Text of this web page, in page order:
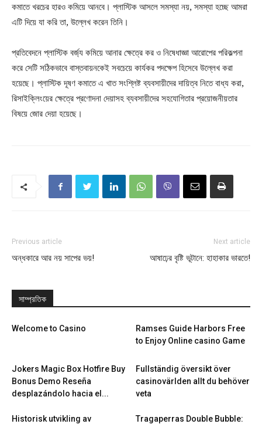
কমাতে খরচের হারও কমিয়ে আনবে। প্লাস্টিক আসলে সমস্যা নয়, সমস্যা হচ্ছে আমরা
এটি দিয়ে যা করি তা, উল্লেখ করেন তিনি।
প্রতিবেদনে প্লাস্টিক বর্জ্য কমিয়ে আনার ক্ষেত্রে কর ও নিষেধাজ্ঞা আরোপের পরিকল্পনা
করে সেটি সঠিকভাবে বাস্তবায়নকেই সবচেয়ে কার্যকর পদক্ষেপ হিসেবে উল্লেখ করা
হয়েছে। প্লাস্টিক দূষণ কমাতে এ খাত সংশ্লিষ্ট ব্যবসায়ীদের দায়িত্ব নিতে বাধ্য করা,
রিসাইক্লিংয়ের ক্ষেত্রে প্রণোদনা দেয়াসহ ব্যবসায়ীদের সহযোগিতার প্রয়োজনীয়তার
বিষয়ে জোর দেয়া হয়েছে।
Previous article
অন্ধকারে আর নয় সাপের ভয়!
Next article
আষাঢ়ের বৃষ্টি ভূটানে: হাহাকার ভারতে!
সাম্প্রতিক
Welcome to Casino
Ramses Guide Harbors Free
to Enjoy Online casino Game
Jokers Magic Box Hotfire Buy
Bonus Demo Reseña
desplazándolo hacia el...
Fullständig översikt över
casinovärlden allt du behöver
veta
Historisk utvikling av
Tragaperras Double Bubble: